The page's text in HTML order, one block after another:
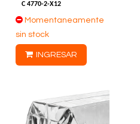
C 4770-2-X12
Momentaneamente
sin stock
INGRESAR